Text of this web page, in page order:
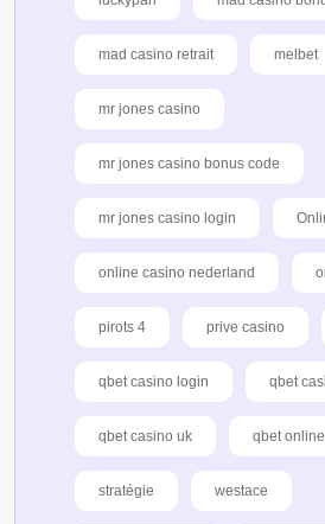
mad casino retrait melbet
mr jones casino
mr jones casino bonus code
mr jones casino login
online casino nederland
pirots 4 prive casino
qbet casino login qbet
qbet casino uk qbet
stratégie westace